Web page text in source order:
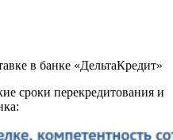
в банке «ДельтаКредит»
сроки перекредитования и